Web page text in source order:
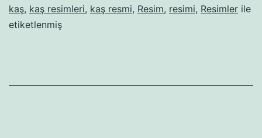
kaş, kaş resimleri, kaş resmi, Resim, resimi, Resimler ile
etiketlenmiş